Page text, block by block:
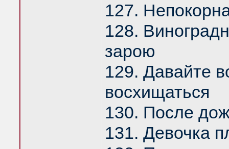
127.
128.
зарою
129. Давайте
восхищаться
130. После
131. Девочка